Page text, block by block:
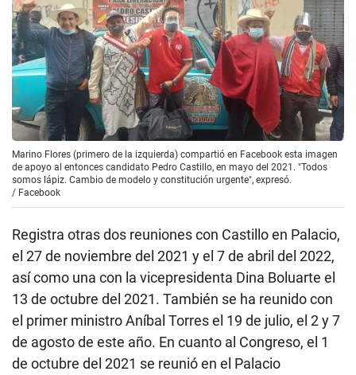
Marino Flores (primero de la izquierda) compartió en Facebook esta imagen
de apoyo al entonces candidato Pedro Castillo, en mayo del 2021. "Todos
somos lápiz. Cambio de modelo y constitución urgente", expresó.
/ Facebook
Registra otras dos reuniones con Castillo en Palacio,
el 27 de noviembre del 2021 y el 7 de abril del 2022,
así como una con la vicepresidenta Dina Boluarte el
13 de octubre del 2021. También se ha reunido con
el primer ministro Aníbal Torres el 19 de julio, el 2 y 7
de agosto de este año. En cuanto al Congreso, el 1
de octubre del 2021 se reunió en el Palacio